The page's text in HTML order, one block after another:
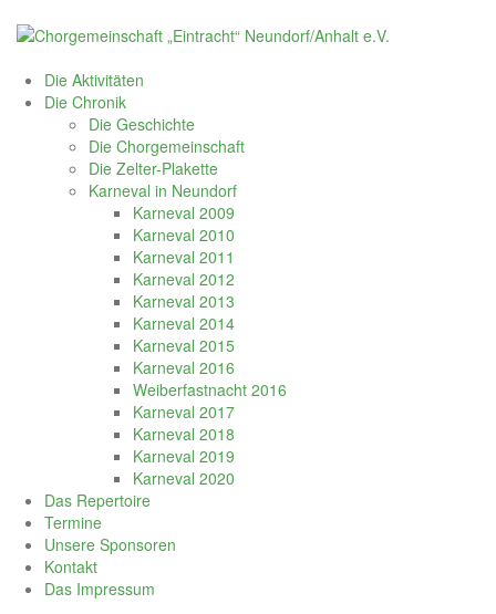
Die Aktivitäten
Die Chronik
Die Geschichte
Die Chorgemeinschaft
Die Zelter-Plakette
Karneval in Neundorf
Karneval 2009
Karneval 2010
Karneval 2011
Karneval 2012
Karneval 2013
Karneval 2014
Karneval 2015
Karneval 2016
Weiberfastnacht 2016
Karneval 2017
Karneval 2018
Karneval 2019
Karneval 2020
Das Repertoire
Termine
Unsere Sponsoren
Kontakt
Das Impressum